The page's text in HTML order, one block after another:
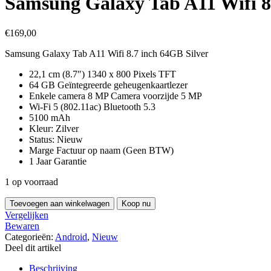
€169,00
Samsung Galaxy Tab A11 Wifi 8.7 inch 64GB Silver
22,1 cm (8.7″) 1340 x 800 Pixels TFT
64 GB Geïntegreerde geheugenkaartlezer
Enkele camera 8 MP Camera voorzijde 5 MP
Wi-Fi 5 (802.11ac) Bluetooth 5.3
5100 mAh
Kleur: Zilver
Status: Nieuw
Marge Factuur op naam (Geen BTW)
1 Jaar Garantie
1 op voorraad
Samsung
Galaxy
Tab
A11
Wifi
inch
Toevoegen aan winkelwagen Koop nu
Vergelijken
Bewaren
Categorieën: Android, Nieuw
Deel dit artikel
Beschrijving